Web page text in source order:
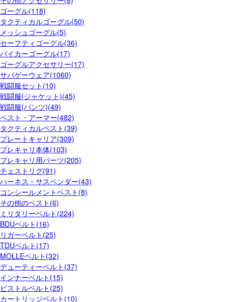
ゴーグル(118)
タクティカルゴーグル(50)
メッシュゴーグル(5)
セーフティゴーグル(36)
バイカーゴーグル(17)
ゴーグルアクセサリー(17)
サバゲーウェア(1060)
戦闘服セット(10)
戦闘服(ジャケット)(45)
戦闘服(パンツ)(49)
ベスト・アーマー(482)
タクティカルベスト(39)
プレートキャリア(309)
プレキャリ本体(103)
プレキャリ用パーツ(205)
チェストリグ(91)
ハーネス・サスペンダー(43)
コンシールメントベスト(8)
その他のベスト(6)
ミリタリーベルト(224)
BDUベルト(16)
リガーベルト(25)
TDUベルト(17)
MOLLEベルト(32)
デューティーベルト(37)
インナーベルト(15)
ピストルベルト(25)
カートリッジベルト(10)